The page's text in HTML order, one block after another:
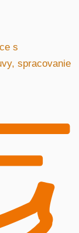
s
spracovanie